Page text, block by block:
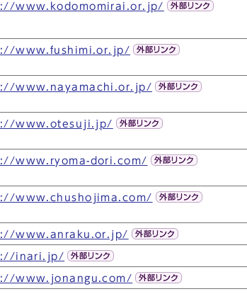
www.kodomomirai.or.jp/
www.fushimi.or.jp/
www.nayamachi.or.jp/
www.otesuji.jp/
www.ryoma-dori.com/
www.chushojima.com/
www.anraku.or.jp/
inari.jp/
www.jonangu.com/